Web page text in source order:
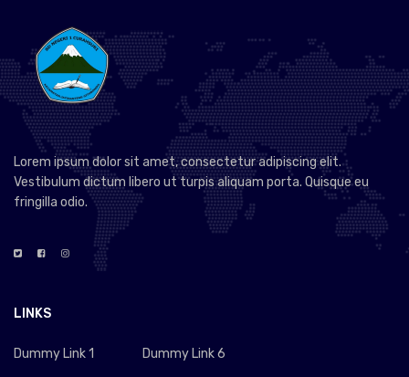
Lorem ipsum dolor sit amet, consectetur adipiscing elit.
Vestibulum dictum libero ut turpis aliquam porta. Quisque eu
fringilla odio.
LINKS
Dummy Link 1 Dummy Link 6